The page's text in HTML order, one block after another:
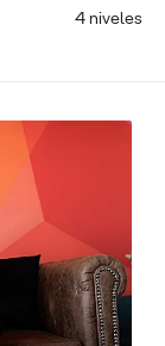
4 niveles